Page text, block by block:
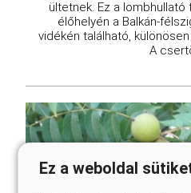
ültetnek. Ez a
élőhelyén a Balkán-
vidékén található,
A
Ez a weboldal